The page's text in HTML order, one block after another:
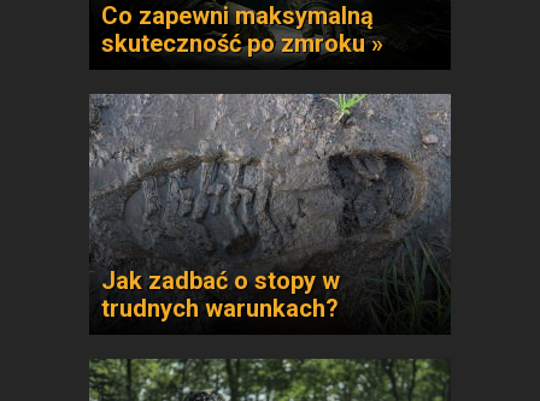
Co zapewni maksymalną
skuteczność po zmroku »
Jak zadbać o stopy w
trudnych warunkach?